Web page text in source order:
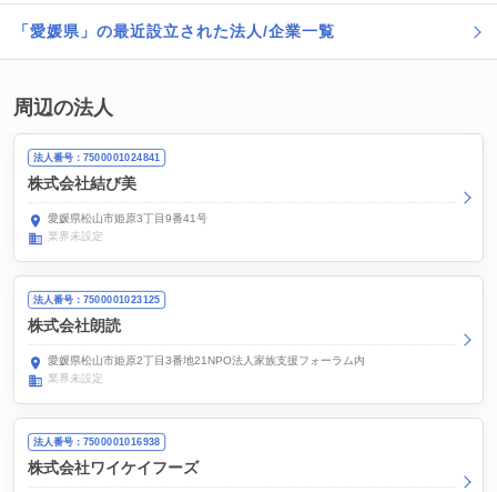
「愛媛県」の最近設立された法人/企業一覧
周辺の法人
法人番号：7500001024841
株式会社結び美
愛媛県松山市姫原3丁目9番41号
業界未設定
法人番号：7500001023125
株式会社朗読
愛媛県松山市姫原2丁目3番地21NPO法人家族支援フォーラム内
業界未設定
法人番号：7500001016938
株式会社ワイケイフーズ